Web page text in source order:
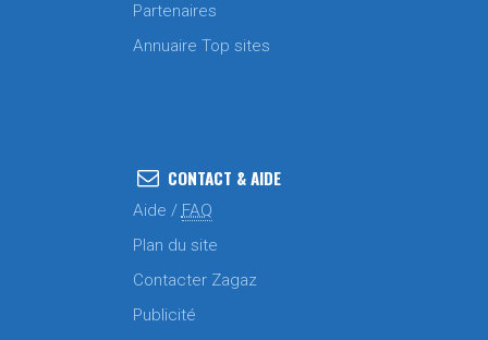
Partenaires
Annuaire Top sites
CONTACT & AIDE
Aide / FAQ
Plan du site
Contacter Zagaz
Publicité